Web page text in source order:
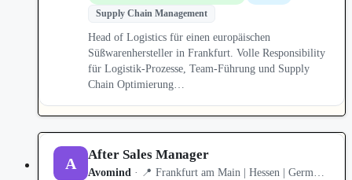
Supply Chain Management
Head of Logistics für einen europäischen
Süßwarenhersteller in Frankfurt. Volle Responsibility
für Logistik-Prozesse, Team-Führung und Supply
Chain Optimierung…
A After Sales Manager
Avomind · 📍 Frankfurt am Main | Hessen | Germ…